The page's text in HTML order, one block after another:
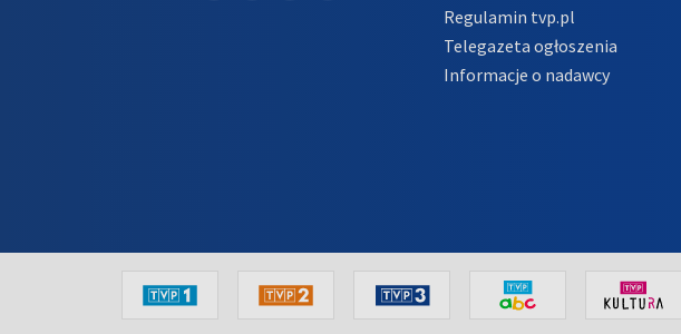
Regulamin tvp.pl
Telegazeta ogłoszenia
Informacje o nadawcy